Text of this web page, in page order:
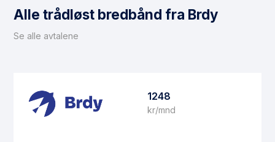
Alle trådløst bredbånd fra Brdy
Se alle avtalene
1248
kr/mnd